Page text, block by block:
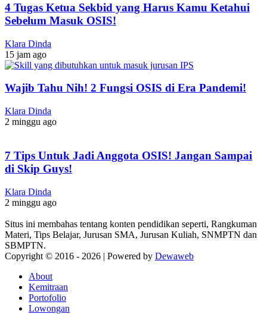
4 Tugas Ketua Sekbid yang Harus Kamu Ketahui
Sebelum Masuk OSIS!
Klara Dinda
15 jam ago
Wajib Tahu Nih! 2 Fungsi OSIS di Era Pandemi!
Klara Dinda
2 minggu ago
7 Tips Untuk Jadi Anggota OSIS! Jangan Sampai
di Skip Guys!
Klara Dinda
2 minggu ago
Situs ini membahas tentang konten pendidikan seperti, Rangkuman
Materi, Tips Belajar, Jurusan SMA, Jurusan Kuliah, SNMPTN dan
SBMPTN.
Copyright © 2016 - 2026 | Powered by Dewaweb
About
Kemitraan
Portofolio
Lowongan